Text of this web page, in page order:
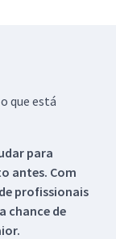
que está
para
antes. Com
profissionais
chance de